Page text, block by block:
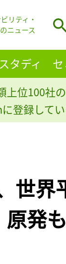
リティ・
ニュース
スタディ
上位100社
登録して
世
発